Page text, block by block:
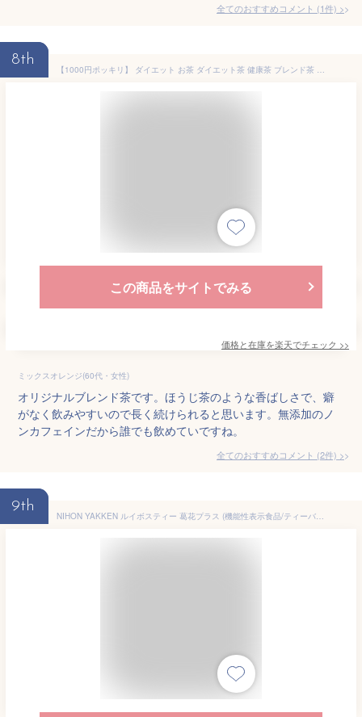
全てのおすすめコメント (1件) >
8th
【1000円ポッキリ】 ダイエット お茶 ダイエット茶 健康茶 ブレンド茶 飲み比べ お試し スッキリセット 無添加 ノンカフェイン ティーバッグ ティーパック ポイント消化 買いまわり 簡便秘密 ルイボス 杜仲
この商品をサイトでみる
価格と在庫を楽天でチェック >>
ミックスオレンジ(60代・女性)
オリジナルブレンド茶です。ほうじ茶のような香ばしさで、癖
がなく飲みやすいので長く続けられると思います。無添加のノ
ンカフェインだから誰でも飲めていですね。
全てのおすすめコメント (2件) >
9th
NIHON YAKKEN ルイボスティー 葛花プラス (機能性表示食品/ティーバッグ / 1.9g × 50袋) ノンカフェイン 葛の花由来イソフラボン (ウエスト気になる/すっきり飲める) ホット 健康茶